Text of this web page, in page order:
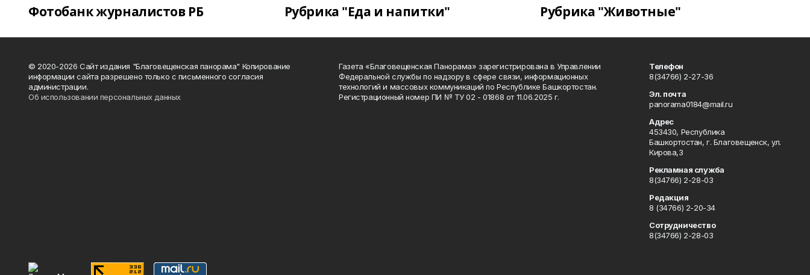
Фотобанк журналистов РБ Рубрика "Еда и напитки" Рубрика "Животные"
© 2020-2026 Сайт издания "Благовещенская панорама" Копирование
информации сайта разрешено только с письменного согласия
администрации.
Об использовании персональных данных
Газета «Благовещенская Панорама» зарегистрирована в Управлении
Федеральной службы по надзору в сфере связи, информационных
технологий и массовых коммуникаций по Республике Башкортостан.
Регистрационный номер ПИ № ТУ 02 - 01868 от 11.06.2025 г.
Телефон
8(34766) 2-27-36
Эл. почта
panorama0184@mail.ru
Адрес
453430, Республика
Башкортостан, г. Благовещенск, ул.
Кирова,3
Рекламная служба
8(34766) 2-28-03
Редакция
8 (34766) 2-20-34
Сотрудничество
8(34766) 2-28-03